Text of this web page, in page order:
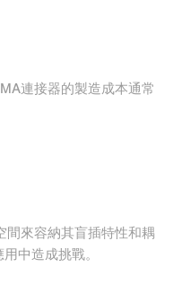
連接器的製造成本通常
間來容納其盲插特性和耦
中造成挑戰。